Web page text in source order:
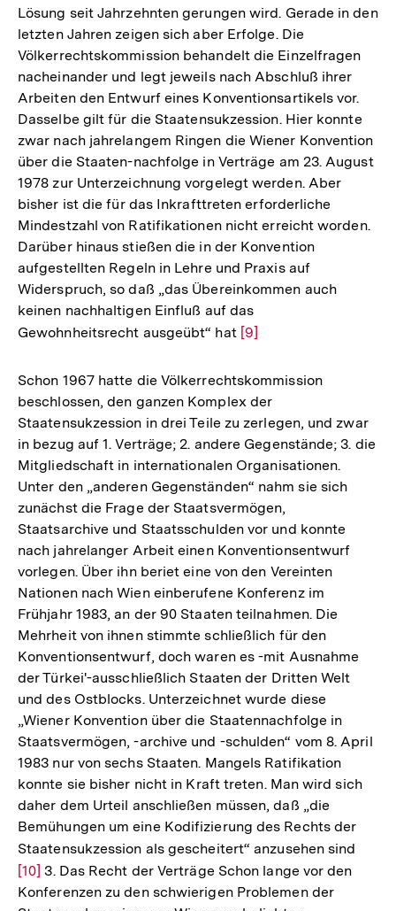
Lösung seit Jahrzehnten gerungen wird. Gerade in den
letzten Jahren zeigen sich aber Erfolge. Die
Völkerrechtskommission behandelt die Einzelfragen
nacheinander und legt jeweils nach Abschluß ihrer
Arbeiten den Entwurf eines Konventionsartikels vor.
Dasselbe gilt für die Staatensukzession. Hier konnte
zwar nach jahrelangem Ringen die Wiener Konvention
über die Staaten-nachfolge in Verträge am 23. August
1978 zur Unterzeichnung vorgelegt werden. Aber
bisher ist die für das Inkrafttreten erforderliche
Mindestzahl von Ratifikationen nicht erreicht worden.
Darüber hinaus stießen die in der Konvention
aufgestellten Regeln in Lehre und Praxis auf
Widerspruch, so daß „das Übereinkommen auch
keinen nachhaltigen Einfluß auf das
Gewohnheitsrecht ausgeübt“ hat Zur
der
Fußnote
[9]
Schon 1967 hatte die Völkerrechtskommission
beschlossen, den ganzen Komplex der
Staatensukzession in drei Teile zu zerlegen, und zwar
in bezug auf 1. Verträge; 2. andere Gegenstände; 3. die
Mitgliedschaft in internationalen Organisationen.
Unter den „anderen Gegenständen“ nahm sie sich
zunächst die Frage der Staatsvermögen,
Staatsarchive und Staatsschulden vor und konnte
nach jahrelanger Arbeit einen Konventionsentwurf
vorlegen. Über ihn beriet eine von den Vereinten
Nationen nach Wien einberufene Konferenz im
Frühjahr 1983, an der 90 Staaten teilnahmen. Die
Mehrheit von ihnen stimmte schließlich für den
Konventionsentwurf, doch waren es -mit Ausnahme
der Türkei'-ausschließlich Staaten der Dritten Welt
und des Ostblocks. Unterzeichnet wurde diese
„Wiener Konvention über die Staatennachfolge in
Staatsvermögen, -archive und -schulden“ vom 8. April
1983 nur von sechs Staaten. Mangels Ratifikation
konnte sie bisher nicht in Kraft treten. Man wird sich
daher dem Urteil anschließen müssen, daß „die
Bemühungen um eine Kodifizierung des Rechts der
Staatensukzession als gescheitert“ anzusehen sind
[10] 3. Das Recht der Verträge Schon lange vor den
Konferenzen zu den schwierigen Problemen der